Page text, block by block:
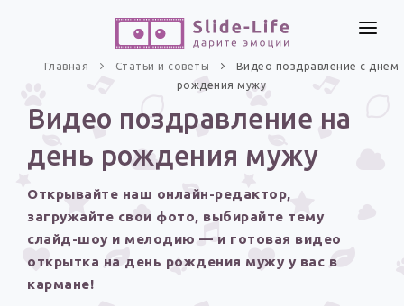
СОЗДАТЬ ВИДЕО
ПО ФОРМАТУ
Открытки
Стихи и тексты
ИНСТРУМЕНТЫ
ТЕКСТЫ И ИДЕИ
ОТЗЫВЫ
Видео поздравление на
день рождения мужу
Открывайте наш онлайн-редактор,
загружайте свои фото, выбирайте тему
слайд-шоу и мелодию — и готовая видео
открытка на день рождения мужу у вас в
кармане!
Главная Статьи и советы
Видео поздравление с днем
рождения мужу